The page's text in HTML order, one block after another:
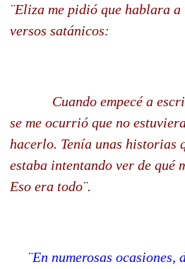
¨Eliza me pidió que hablara
versos satánicos:
Cuando empecé a
se me ocurrió que no
hacerlo. Tenía unas historias
estaba intentando ver de qué
Eso era todo¨.
¨En numerosas ocasiones,